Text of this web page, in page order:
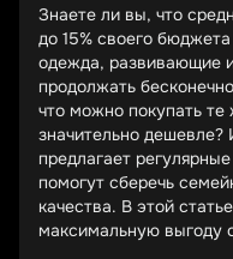
Знаете ли вы, что
до 15% своего
одежда, развивающие
продолжать
что можно покупать
значительно
предлагает
помогут сберечь
качества. В этой
максимальную выгоду